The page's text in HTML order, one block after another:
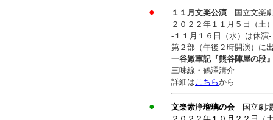
● １１月文楽公演 国立文楽
２０２２年１１月５日（土
-１１月１６日（水）は休演-
第２部（午後２時開演）に
一谷嫩軍記『熊谷陣屋の段
三味線・鶴澤清介
詳細はこちらから
● 文楽素浄瑠璃の会 国立